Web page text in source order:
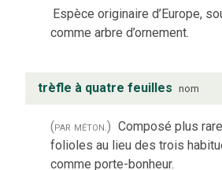
Espèce originaire d’Europe,
comme arbre d’ornement.
trèfle à quatre feuilles nom
(par méton.) Composé plus
folioles au lieu des trois
comme porte-bonheur.